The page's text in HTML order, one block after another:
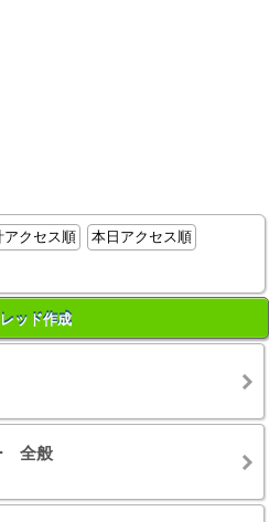
アクセス順
本日アクセス順
ッド作成
全般